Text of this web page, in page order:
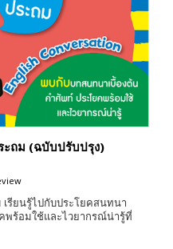
ะถม (ฉบับปรับปรุง)
รียนรู้ไปกับประโยคสนทนา
พร้อมใช้และไวยากรณ์น่ารู้ที่